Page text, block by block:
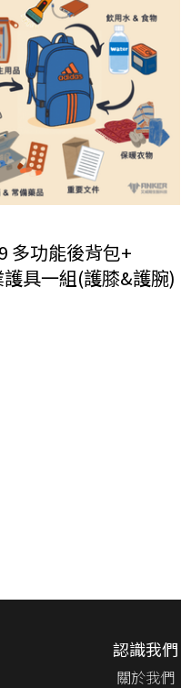
多功能後背包+
具一組(護膝&護腕)
認識我們
關於我們